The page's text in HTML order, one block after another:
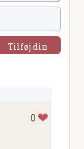
Tilføj din
0